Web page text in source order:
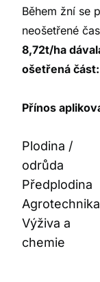
Během žní se
neošetřené
8,72t/ha
ošetřená
Přínos
Plodina /
odrůda
Předplodina
Agrotechnika
Výživa a
chemie